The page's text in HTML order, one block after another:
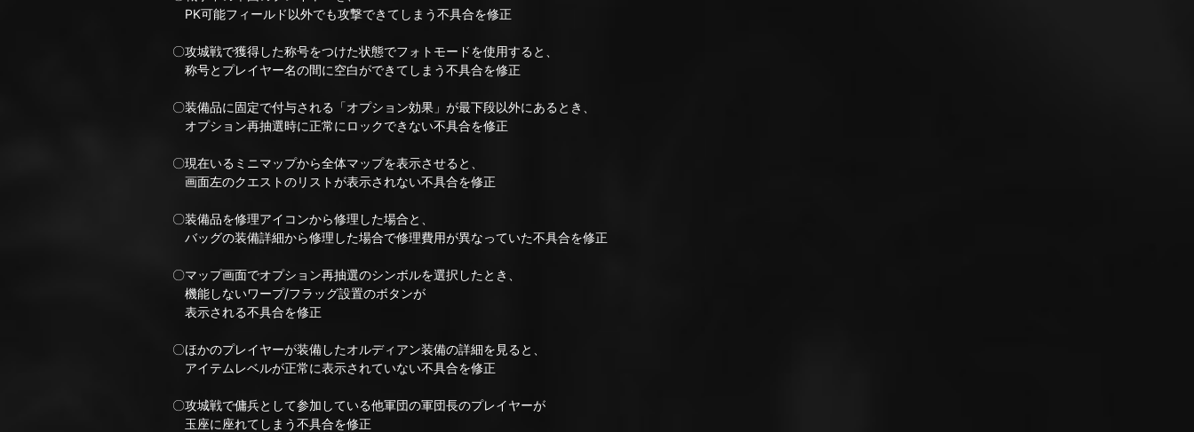
PK可能フィールド以外でも攻撃できてしまう不具合を修正
〇攻城戦で獲得した称号をつけた状態でフォトモードを使用すると、
称号とプレイヤー名の間に空白ができてしまう不具合を修正
〇装備品に固定で付与される「オプション効果」が最下段以外にあるとき、
オプション再抽選時に正常にロックできない不具合を修正
〇現在いるミニマップから全体マップを表示させると、
画面左のクエストのリストが表示されない不具合を修正
〇装備品を修理アイコンから修理した場合と、
バッグの装備詳細から修理した場合で修理費用が異なっていた不具合を修正
〇マップ画面でオプション再抽選のシンボルを選択したとき、
機能しないワープ/フラッグ設置のボタンが
表示される不具合を修正
〇ほかのプレイヤーが装備したオルディアン装備の詳細を見ると、
アイテムレベルが正常に表示されていない不具合を修正
〇攻城戦で傭兵として参加している他軍団の軍団長のプレイヤーが
玉座に座れてしまう不具合を修正